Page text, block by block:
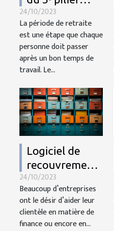
dans son
projet
immobilier
24/10/2023
La période de retraite
est une étape que chaque
personne doit passer
après un bon temps de
travail. Le...
Logiciel de
recouvrement :
pourquoi fait ?
24/10/2023
Beaucoup d’entreprises
ont le désir d’aider leur
clientèle en matière de
finance ou encore en...